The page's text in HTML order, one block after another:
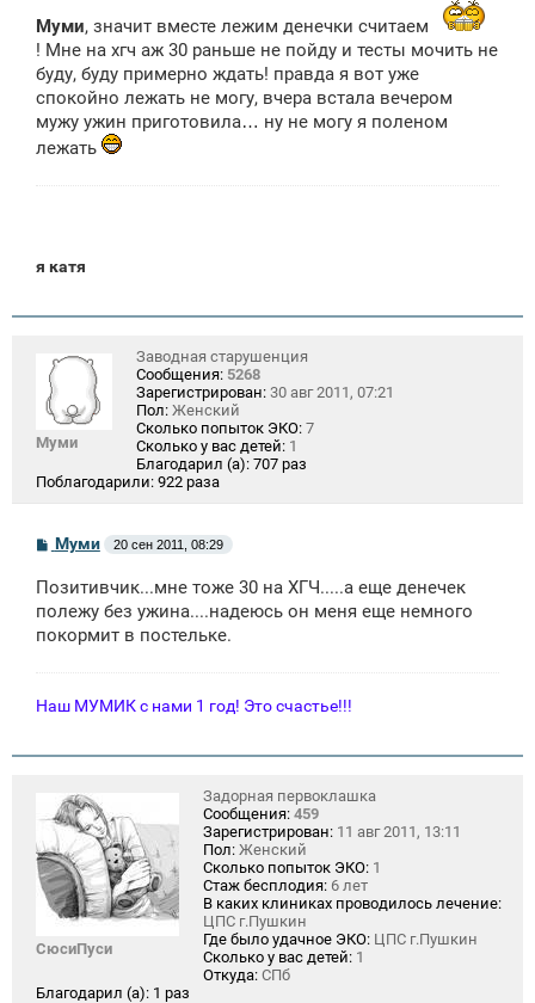
Муми, значит вместе лежим денечки считаем
! Мне на хгч аж 30 раньше не пойду и тесты мочить не
буду, буду примерно ждать! правда я вот уже
спокойно лежать не могу, вчера встала вечером
мужу ужин приготовила… ну не могу я поленом
лежать
я катя
Муми
Заводная старушенция
Сообщения: 5268
Зарегистрирован: 30 авг 2011, 07:21
Пол: Женский
Сколько попыток ЭКО: 7
Сколько у вас детей: 1
Благодарил (а): 707 раз
Поблагодарили: 922 раза
С
о
б
щ
н
Муми 20 сен 2011, 08:29
Позитивчик...мне тоже 30 на ХГЧ.....а еще денечек
полежу без ужина....надеюсь он меня еще немного
покормит в постельке.
Наш МУМИК с нами 1 год! Это счастье!!!
СюсиПуси
Задорная первоклашка
Сообщения: 459
Зарегистрирован: 11 авг 2011, 13:11
Пол: Женский
Сколько попыток ЭКО: 1
Стаж бесплодия: 6 лет
В каких клиниках проводилось лечение:
ЦПС г.Пушкин
Где было удачное ЭКО: ЦПС г.Пушкин
Сколько у вас детей: 1
Откуда: СПб
Благодарил (а): 1 раз